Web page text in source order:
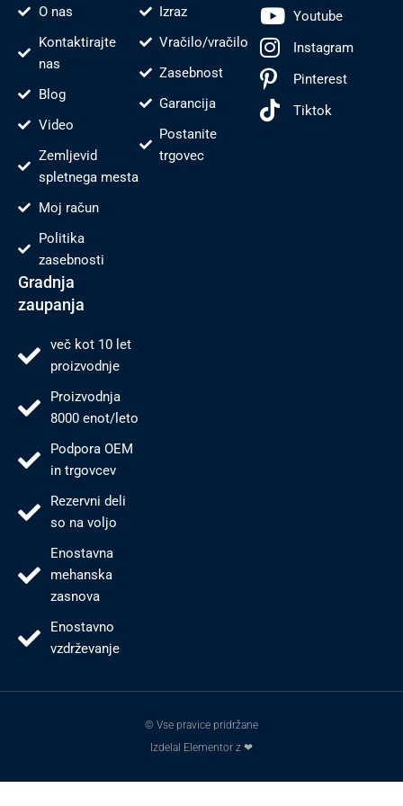
O nas
Kontaktirajte
nas
Blog
Video
Zemljevid
spletnega mesta
Moj račun
Politika
zasebnosti
Izraz
Vračilo/vračilo
Zasebnost
Garancija
Postanite
trgovec
Youtube
Instagram
Pinterest
Tiktok
Gradnja
zaupanja
več kot 10 let
proizvodnje
Proizvodnja
8000 enot/leto
Podpora OEM
in trgovcev
Rezervni deli
so na voljo
Enostavna
mehanska
zasnova
Enostavno
vzdrževanje
© Vse pravice pridržane
Izdelal Elementor z ❤